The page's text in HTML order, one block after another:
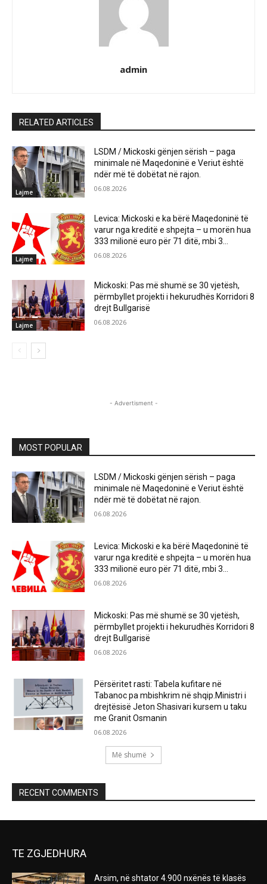
admin
RELATED ARTICLES
Lajme
LSDM / Mickoski gënjen sërish – paga
minimale në Maqedoninë e Veriut është
ndër më të dobëtat në rajon.
06.08.2026
Lajme
Levica: Mickoski e ka bërë Maqedoninë të
varur nga kreditë e shpejta – u morën hua
333 milionë euro për 71 ditë, mbi 3...
06.08.2026
Lajme
Mickoski: Pas më shumë se 30 vjetësh,
përmbyllet projekti i hekurudhës Korridori 8
drejt Bullgarisë
06.08.2026
- Advertisment -
MOST POPULAR
LSDM / Mickoski gënjen sërish – paga
minimale në Maqedoninë e Veriut është
ndër më të dobëtat në rajon.
06.08.2026
Levica: Mickoski e ka bërë Maqedoninë të
varur nga kreditë e shpejta – u morën hua
333 milionë euro për 71 ditë, mbi 3...
06.08.2026
Mickoski: Pas më shumë se 30 vjetësh,
përmbyllet projekti i hekurudhës Korridori 8
drejt Bullgarisë
06.08.2026
Përsëritet rasti: Tabela kufitare në
Tabanoc pa mbishkrim në shqip.Ministri i
drejtësisë Jeton Shasivari kursem u taku
me Granit Osmanin
06.08.2026
Më shumë
RECENT COMMENTS
TE ZGJEDHURA
Arsim, në shtator 4.900 nxënës të klasës